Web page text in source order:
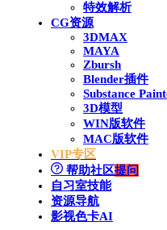
特效解析
CG资源
3DMAX
MAYA
Zbursh
Blender插件
Substance
3D模型
WIN版软件
MAC版软件
VIP专区
帮助社区提问
自习室技能
资源导航
影视色卡AI